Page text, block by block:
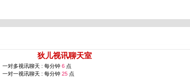
狄儿视讯聊天室
一对多视讯聊天 : 每分钟 6 点
一对一视讯聊天 : 每分钟 25 点